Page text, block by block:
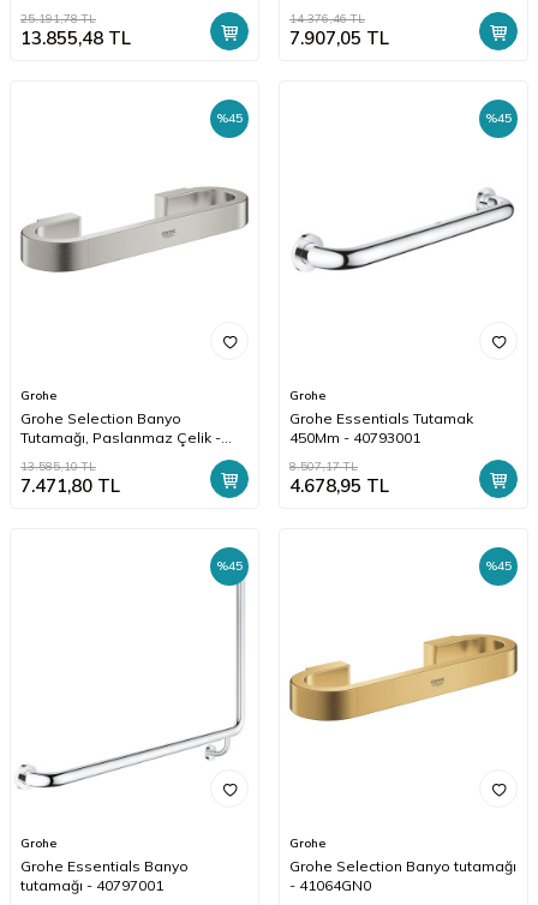
25.191,78TL
13.855,48 TL
14.376,46TL
7.907,05 TL
%45
Grohe
Grohe Selection Banyo
Tutamağı, Paslanmaz Çelik -
13.585,10TL
7.471,80 TL
%45
Grohe
Grohe Essentials Tutamak
450Mm - 40793001
8.507,17TL
4.678,95 TL
%45
Grohe
Grohe Essentials Banyo
tutamağı - 40797001
%45
Grohe
Grohe Selection Banyo tutamağı
- 41064GN0